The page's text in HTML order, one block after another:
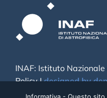
INAF: Istituto
Policy|designed by